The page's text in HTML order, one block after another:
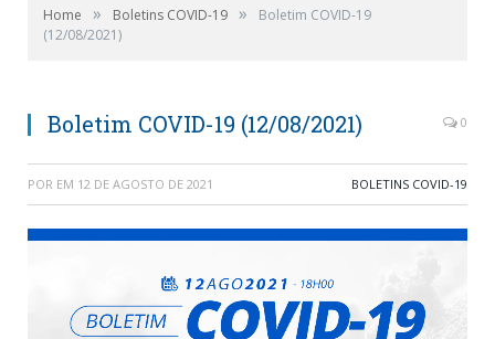
Home » Boletins COVID-19 »
Boletim COVID-19
(12/08/2021)
Boletim COVID-19 (12/08/2021) 0
POR EM 12 DE AGOSTO DE 2021 BOLETINS COVID-19